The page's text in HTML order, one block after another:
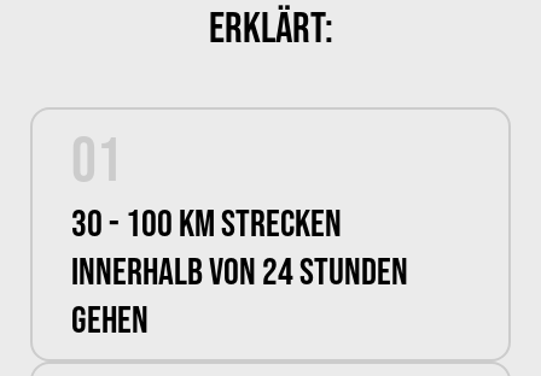
erklärt:
01
30 - 100 km Strecken
innerhalb von 24 Stunden
gehen